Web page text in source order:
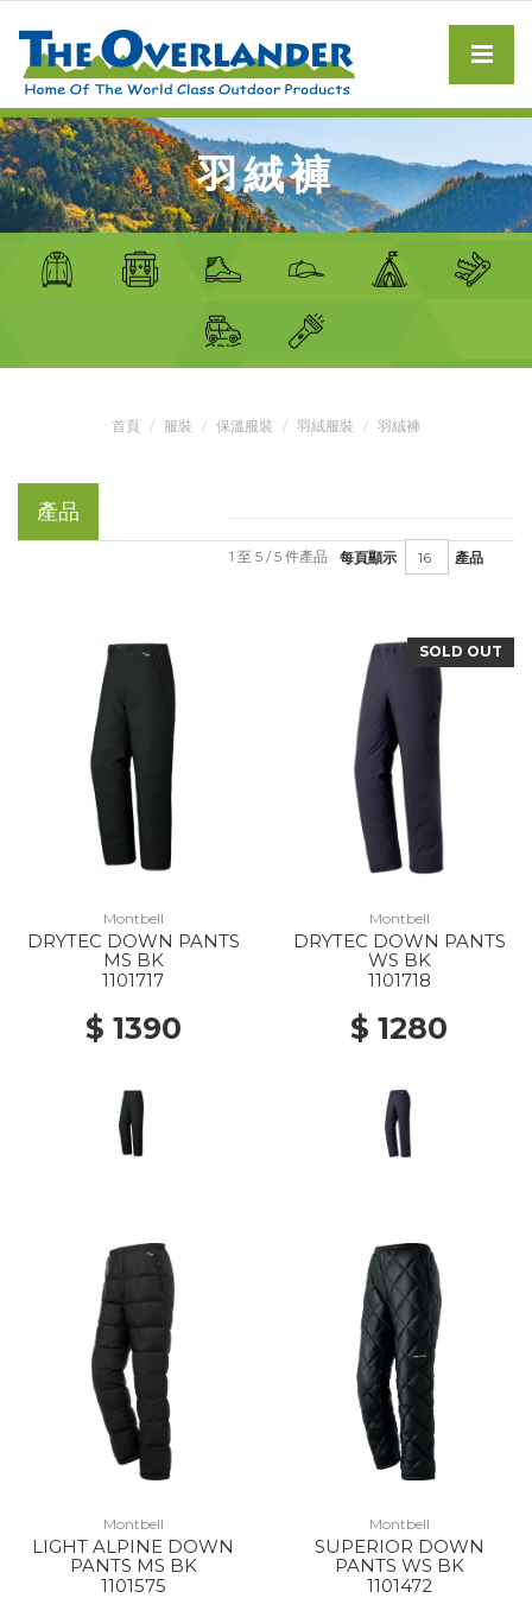
羽絨褲
首頁 服裝 保溫服裝 羽絨服裝 羽絨褲
產品
每頁顯示 產品
1 至 5 / 5 件產品
Montbell
DRYTEC DOWN PANTS
MS BK
1101717
$ 1390
SOLD OUT
Montbell
DRYTEC DOWN PANTS
WS BK
1101718
$ 1280
Montbell
LIGHT ALPINE DOWN
PANTS MS BK
1101575
Montbell
SUPERIOR DOWN
PANTS WS BK
1101472